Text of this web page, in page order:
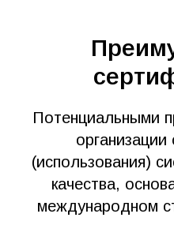
Потенциальными
(использования)
качества,
международном